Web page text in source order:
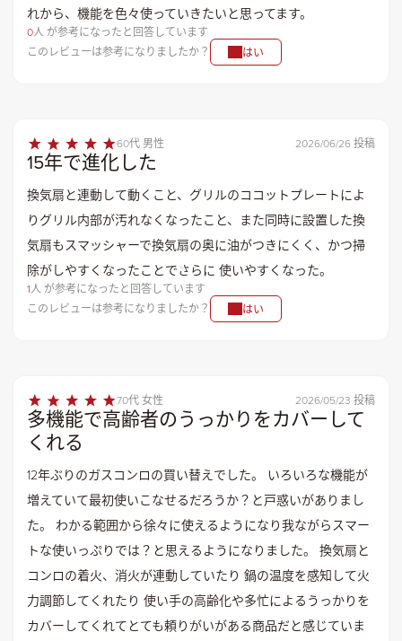
れから、機能を色々使っていきたいと思ってます。
0人 が参考になったと回答しています
このレビューは参考になりましたか？
はい
60代 男性 2026/06/26 投稿
15年で進化した
換気扇と連動して動くこと、グリルのココットプレートによ
りグリル内部が汚れなくなったこと、また同時に設置した換
気扇もスマッシャーで換気扇の奥に油がつきにくく、かつ掃
除がしやすくなったことでさらに 使いやすくなった。
1人 が参考になったと回答しています
このレビューは参考になりましたか？
はい
70代 女性 2026/05/23 投稿
多機能で高齢者のうっかりをカバーして
くれる
12年ぶりのガスコンロの買い替えでした。 いろいろな機能が
増えていて最初使いこなせるだろうか？と戸惑いがありまし
た。 わかる範囲から徐々に使えるようになり我ながらスマー
トな使いっぷりでは？と思えるようになりました。 換気扇と
コンロの着火、消火が連動していたり 鍋の温度を感知して火
力調節してくれたり 使い手の高齢化や多忙によるうっかりを
カバーしてくれてとても頼りがいがある商品だと感じていま